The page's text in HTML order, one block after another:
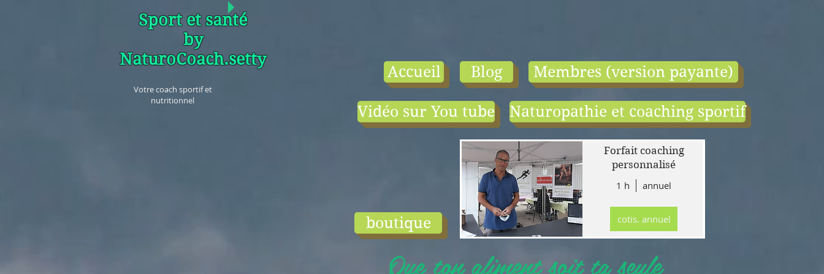
Sport et santé
by
NaturoCoach.setty
Votre coach sportif et
nutritionnel
Accueil Blog Membres (version payante)
Vidéo sur You tube Naturopathie et coaching sportif
boutique
- le tarif comprend:
1) une visio-
conférence par
mois en salle ou en
ligne.
2) 1 cours en
groupe de condition
physique en ligne
ou en salle par
semaine (sauf juillet
Forfait coaching
personnalisé
1 h
annuel
cotis. annuel
Que ton aliment soit ta seule